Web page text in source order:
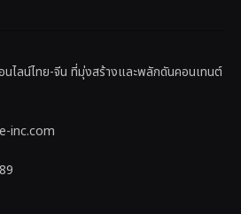
ไลน์ไทย-จีน ที่มุ่งสร้างและพลักดันคอนเทนต์
inc.com